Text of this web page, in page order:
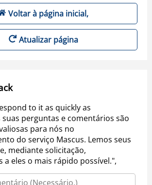
Voltar à página inicial,
Atualizar página
to it as quickly as
suas perguntas e comentários são
para nós no
do serviço Mascus. Lemos seus
mediante solicitação,
a eles o mais rápido possível.",